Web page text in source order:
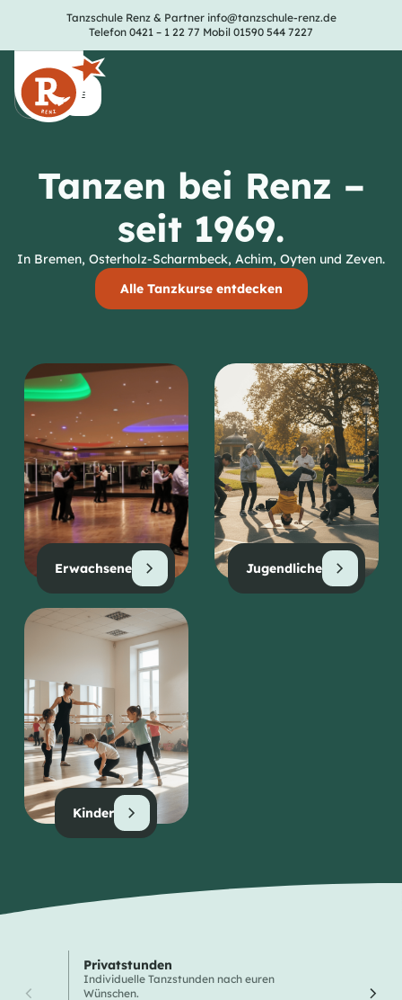
Tanzschule Renz & Partnerinfo@tanzschule-renz.de
Telefon 0421 – 1 22 77 Mobil 01590 544 7227
Tanzen bei Renz –
seit 1969.
In Bremen, Osterholz-Scharmbeck, Achim, Oyten und Zeven.
Alle Tanzkurse entdecken
Erwachsene Jugendliche
Kinder
Privatstunden
Individuelle Tanzstunden nach euren
Wünschen.